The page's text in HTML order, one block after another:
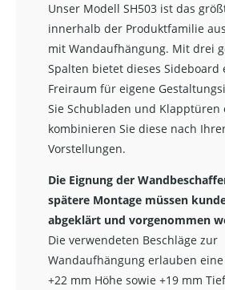
Unser Modell SH503 ist das
innerhalb der Produktfamilie
mit Wandaufhängung. Mit drei
Spalten bietet dieses Sideboard
Freiraum für eigene
Sie Schubladen und Klapptüren
kombinieren Sie diese nach
Vorstellungen.
Die Eignung der
spätere Montage müssen
abgeklärt und vorgenommen
Die verwendeten Beschläge zur
Wandaufhängung erlauben
+22 mm Höhe sowie +19 mm